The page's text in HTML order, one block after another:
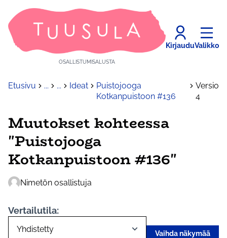
OSALLISTUMISALUSTA
KirjauduValikko
Etusivu ... ... Ideat
Puistojooga
Kotkanpuistoon #136
Versio
4
Muutokset kohteessa
"Puistojooga
Kotkanpuistoon #136"
Nimetön osallistuja
Vertailutila:
Vaihda näkymää